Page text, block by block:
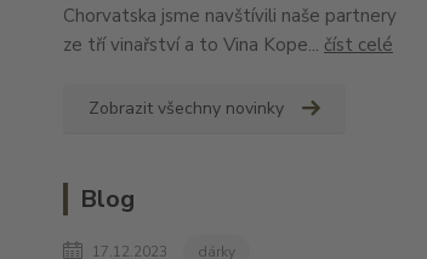
Chorvatska jsme navštívili naše partnery
ze tří vinařství a to Vina Kope... číst celé
Zobrazit všechny novinky
Blog
17.12.2023 dárky